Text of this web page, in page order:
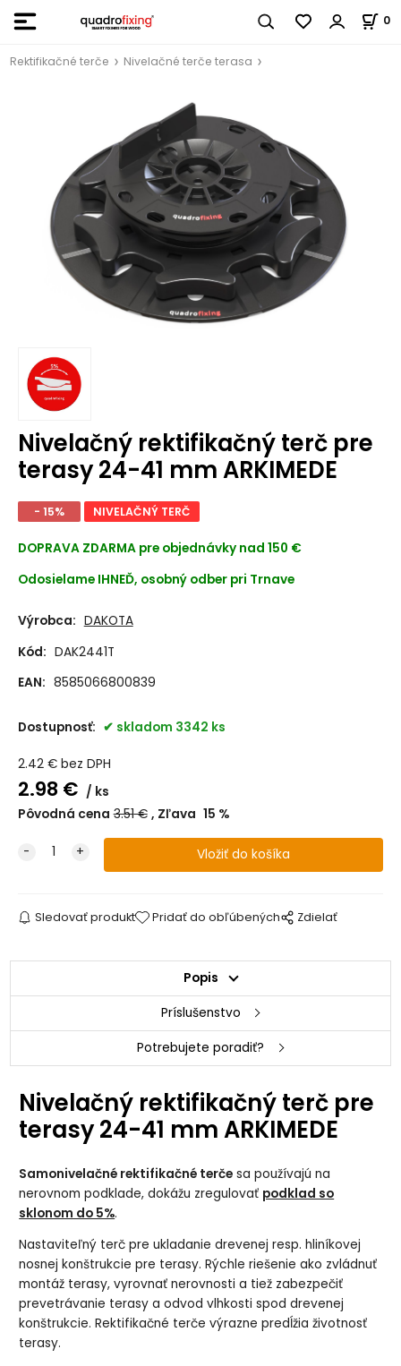
0
Rektifikačné terče Nivelačné terče terasa
Nivelačný rektifikačný terč pre
terasy 24-41 mm ARKIMEDE
- 15% NIVELAČNÝ TERČ
DOPRAVA ZDARMA pre objednávky nad 150 €
Odosielame IHNEĎ, osobný odber pri Trnave
Výrobca: DAKOTA
Kód: DAK2441T
EAN: 8585066800839
Dostupnosť: skladom 3342 ks
2.42€ bez DPH
2.98 €
ks
Pôvodná cena 3.51€ Zľava 15 %
Sledovať produkt Pridať do obľúbených Zdielať
Popis
Príslušenstvo
Potrebujete poradiť?
Nivelačný rektifikačný terč pre
terasy 24-41 mm ARKIMEDE
Samonivelačné rektifikačné terče sa používajú na
nerovnom podklade, dokážu zregulovať podklad so
sklonom do 5%.
Nastaviteľný terč pre ukladanie drevenej resp. hliníkovej
nosnej konštrukcie pre terasy. Rýchle riešenie ako zvládnuť
montáž terasy, vyrovnať nerovnosti a tiež zabezpečiť
prevetrávanie terasy a odvod vlhkosti spod drevenej
konštrukcie. Rektifikačné terče výrazne predĺžia životnosť
terasy.